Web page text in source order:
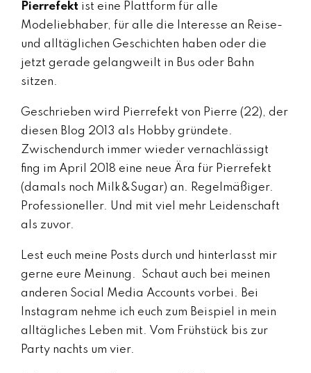
Pierrefekt ist eine Plattform für alle
Modeliebhaber, für alle die Interesse an Reise-
und alltäglichen Geschichten haben oder die
jetzt gerade gelangweilt in Bus oder Bahn
sitzen.
Geschrieben wird Pierrefekt von Pierre (22), der
diesen Blog 2013 als Hobby gründete.
Zwischendurch immer wieder vernachlässigt
fing im April 2018 eine neue Ära für Pierrefekt
(damals noch Milk&Sugar) an. Regelmäßiger.
Professioneller. Und mit viel mehr Leidenschaft
als zuvor.
Lest euch meine Posts durch und hinterlasst mir
gerne eure Meinung. Schaut auch bei meinen
anderen Social Media Accounts vorbei. Bei
Instagram nehme ich euch zum Beispiel in mein
alltägliches Leben mit. Vom Frühstück bis zur
Party nachts um vier.